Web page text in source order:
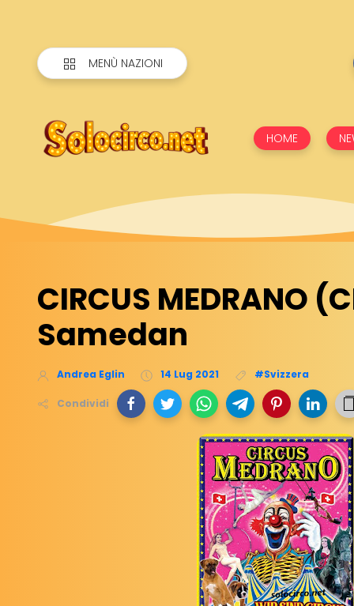
MENÙ NAZIONI
HOME
CIRCUS MEDRANO
Samedan
Andrea Eglin 14 Lug 2021 #Svizzera
Condividi